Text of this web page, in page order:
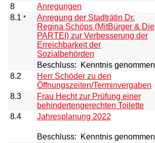
8
Anregungen
8.1 *
Anregung der Stadträtin Dr.
Regina Schöps (MitBürger & Die
PARTEI) zur Verbesserung der
Erreichbarkeit der
Sozialbehörden
Beschluss:
Kenntnis genommen
8.2
Herr Schöder zu den
Öffnungszeiten/Terminvergaben
8.3
Frau Hecht zur Prüfung einer
behindertengerechten Toilette
8.4
Jahresplanung 2022
Beschluss:
Kenntnis genommen